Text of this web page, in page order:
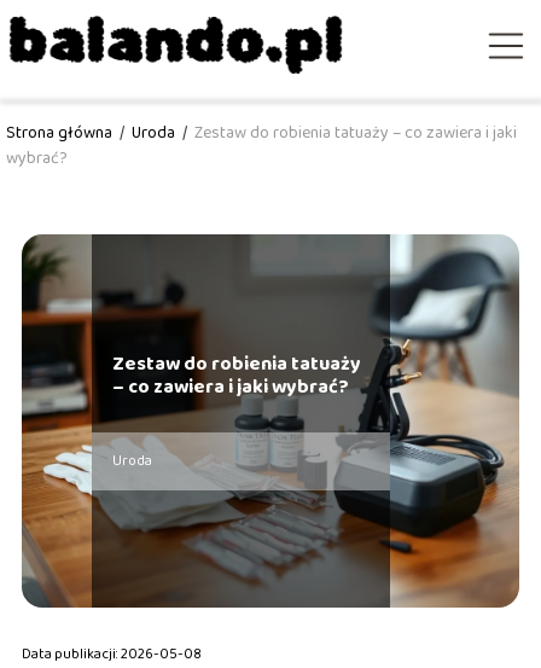
Strona główna / Uroda / Zestaw do robienia tatuaży – co zawiera i jaki
wybrać?
Zestaw do robienia tatuaży
– co zawiera i jaki wybrać?
Uroda
Data publikacji: 2026-05-08